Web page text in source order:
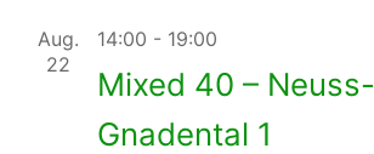
Aug.
22
14:00 - 19:00
Mixed 40 – Neuss-
Gnadental 1